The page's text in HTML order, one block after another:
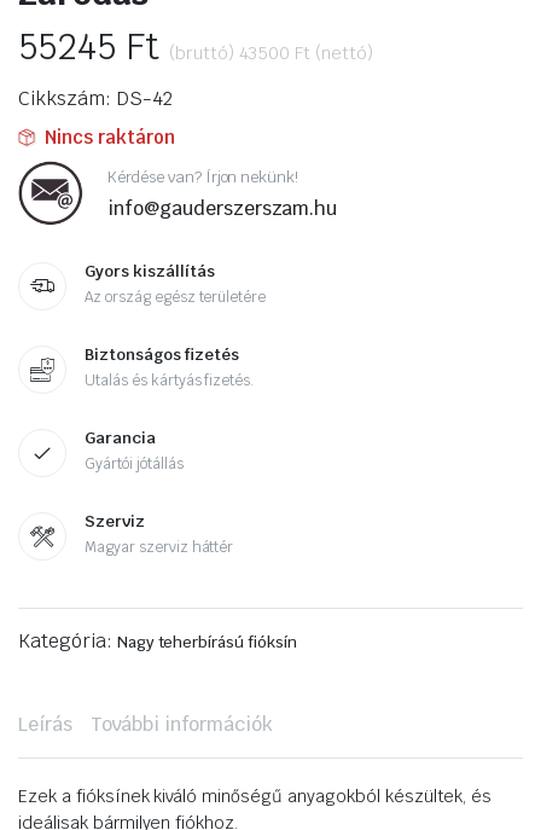
55245 Ft (bruttó) 43500 Ft (nettó)
Cikkszám: DS-42
Nincs raktáron
Kérdése van? Írjon nekünk!
info@gauderszerszam.hu
Gyors kiszállítás
Az ország egész területére
Biztonságos fizetés
Utalás és kártyás fizetés.
Garancia
Gyártói jótállás
Szerviz
Magyar szerviz háttér
Kategória: Nagy teherbírású fióksín
Leírás További információk
Ezek a fióksínek kiváló minőségű anyagokból készültek, és
ideálisak bármilyen fiókhoz.